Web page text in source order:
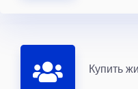
Купить